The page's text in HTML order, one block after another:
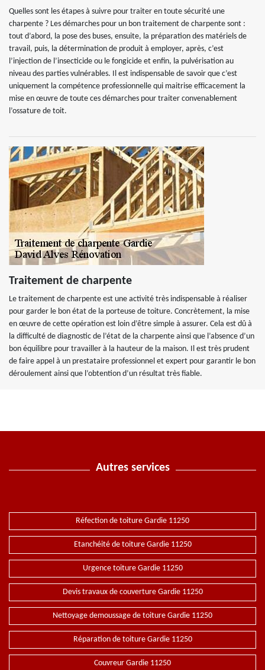
Quelles sont les étapes à suivre pour traiter en toute sécurité une
charpente ? Les démarches pour un bon traitement de charpente sont :
tout d’abord, la pose des buses, ensuite, la préparation des matériels de
travail, puis, la détermination de produit à employer, après, c’est
l’injection de l’insecticide ou le fongicide et enfin, la pulvérisation au
niveau des parties vulnérables. Il est indispensable de savoir que c’est
uniquement la compétence professionnelle qui maitrise efficacement la
mise en œuvre de toute ces démarches pour traiter convenablement
l’ossature de toit.
Traitement de charpente
Le traitement de charpente est une activité très indispensable à réaliser
pour garder le bon état de la porteuse de toiture. Concrètement, la mise
en œuvre de cette opération est loin d’être simple à assurer. Cela est dû à
la difficulté de diagnostic de l’état de la charpente ainsi que l’absence d’un
bon équilibre pour travailler à la hauteur de la maison. Il est très prudent
de faire appel à un prestataire professionnel et expert pour garantir le bon
déroulement ainsi que l’obtention d’un résultat très fiable.
Autres services
Réfection de toiture Gardie 11250
Etanchéité de toiture Gardie 11250
Urgence toiture Gardie 11250
Devis travaux de couverture Gardie 11250
Nettoyage demoussage de toiture Gardie 11250
Réparation de toiture Gardie 11250
Couvreur Gardie 11250